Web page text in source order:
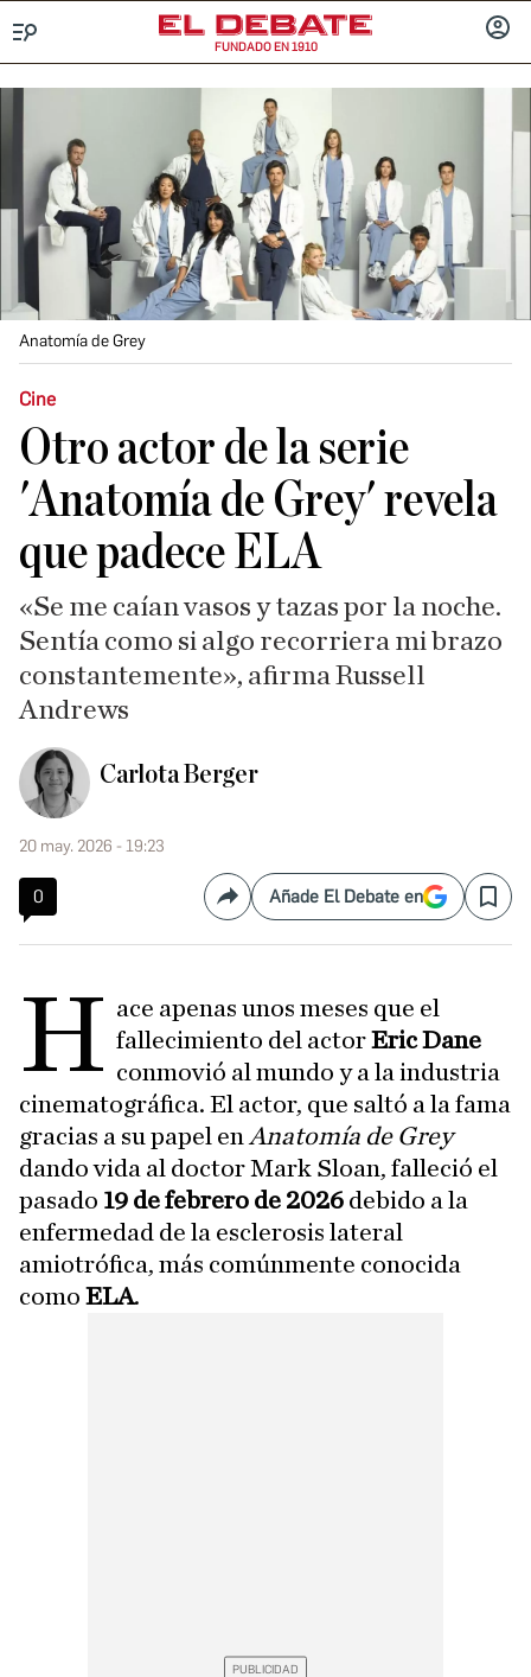
FUNDADO EN 1910
Anatomía de Grey
Cine
Otro actor de la serie
'Anatomía de Grey' revela
que padece ELA
«Se me caían vasos y tazas por la noche.
Sentía como si algo recorriera mi brazo
constantemente», afirma Russell
Andrews
Carlota Berger
20 may. 2026 - 19:23
0 CompartirAñade El Debate en Save
H ace apenas unos meses que el
fallecimiento del actorEric Dane
conmovió al mundo y a la industria
cinematográfica. El actor, que saltó a la fama
gracias a su papel en Anatomía de Grey
dando vida al doctor Mark Sloan, falleció el
pasado 19 de febrero de 2026 debido a la
enfermedad de la esclerosis lateral
amiotrófica, más comúnmente conocida
como ELA.